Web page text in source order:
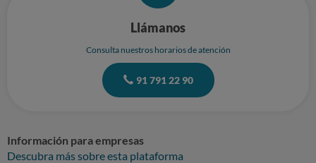
Llámanos
Consulta nuestros horarios de atención
91 791 22 90
Información para empresas
Descubra más sobre esta plataforma